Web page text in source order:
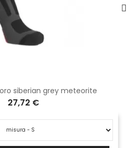
siberian grey meteorite
27,72 €